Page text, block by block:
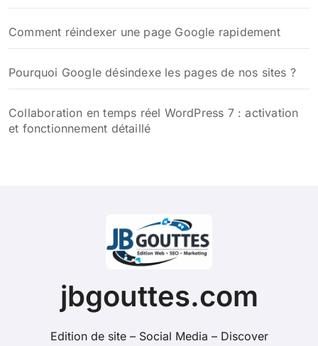
Comment réindexer une page Google rapidement
Pourquoi Google désindexe les pages de nos sites ?
Collaboration en temps réel WordPress 7 : activation
et fonctionnement détaillé
jbgouttes.com
Edition de site – Social Media – Discover